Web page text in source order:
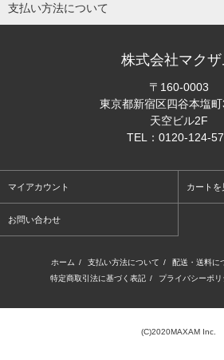
支払い方法について
株式会社マクザ
〒160-0003
東京都新宿区四谷本塩
天空ビル2F
TEL：0120-124-
マイアカウント カートを
お問い合わせ
ホーム / 支払い方法について / 配送・送料に
特定商取引法に基づく表記 / プライバシーポリ
(C)2020MAXAM Inc.